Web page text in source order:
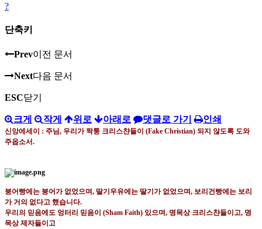
?
단축키
Prev이전 문서
Next다음 문서
ESC닫기
크게 작게 위로 아래로 댓글로 가기 인쇄
신앙에세이 : 주님, 우리가 짝퉁 크리스챤들이 (Fake Christian) 되지 않도록 도와
주옵소서.
붕어빵에는 붕어가 없었으며, 딸기우유에는 딸기가 없었으며, 보리건빵에는 보리
가 거의 없다고 했습니다.
우리의 믿음에도 엉터리 믿음이 (Sham Faith) 있으며, 명목상 크리스챤들이고, 명
목상 제자들이고